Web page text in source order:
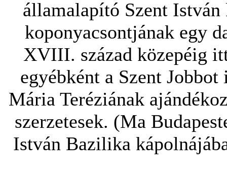
államalapító Szent
koponyacsontjának egy
XVIII. század közepéig
egyébként a Szent
Mária Teréziának
szerzetesek. (Ma
István Bazilika